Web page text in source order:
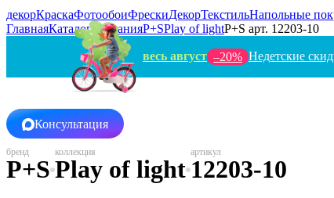
декорКраскаФотообоиФрескиДекорТекстильНапольные
ГлавнаяКаталогГерманияP+SPlay of lightP+S арт. 12203-10
весь август –20% Недетские
Консультация
P+SPlay of light 12203-10